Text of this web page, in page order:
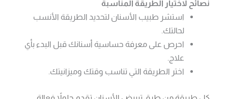
نصائح لاختيار الطريقة المناسبة
استشر طبيب الأسنان لتحديد الطريقة الأنسب
لحالتك.
احرص على معرفة حساسية أسنانك قبل البدء بأي
علاج.
اختر الطريقة التي تناسب وقتك وميزانيتك.